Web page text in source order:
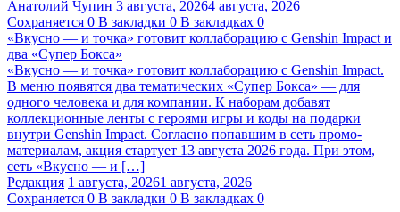
Анатолий Чупин 3 августа, 20264 августа, 2026
Сохраняется 0 В закладки 0 В закладках 0
«Вкусно — и точка» готовит коллаборацию с Genshin Impact и
два «Супер Бокса»
«Вкусно — и точка» готовит коллаборацию с Genshin Impact.
В меню появятся два тематических «Супер Бокса» — для
одного человека и для компании. К наборам добавят
коллекционные ленты с героями игры и коды на подарки
внутри Genshin Impact. Согласно попавшим в сеть промо-
материалам, акция стартует 13 августа 2026 года. При этом,
сеть «Вкусно — и […]
Редакция 1 августа, 20261 августа, 2026
Сохраняется 0 В закладки 0 В закладках 0